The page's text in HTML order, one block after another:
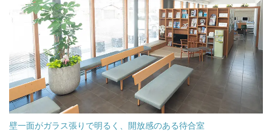
壁一面がガラス張りで明るく、開放感のある待合室